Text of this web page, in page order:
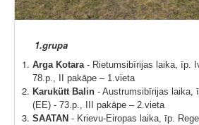
1.grupa
Arga Kotara - Rietumsibīrijas laika, īp.
78.p., II pakāpe – 1.vieta
Karukütt Balin - Austrumsibīrijas laika,
(EE) - 73.p., III pakāpe – 2.vieta
SAATAN - Krievu-Eiropas laika, īp.